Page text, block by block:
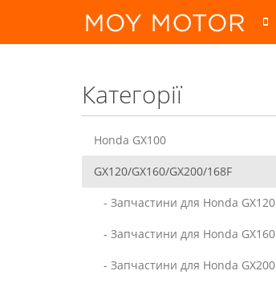
Категорії
Honda GX100
GX120/GX160/GX200/168F
- Запчастини для Honda GX120
- Запчастини для Honda GX160
- Запчастини для Honda GX200